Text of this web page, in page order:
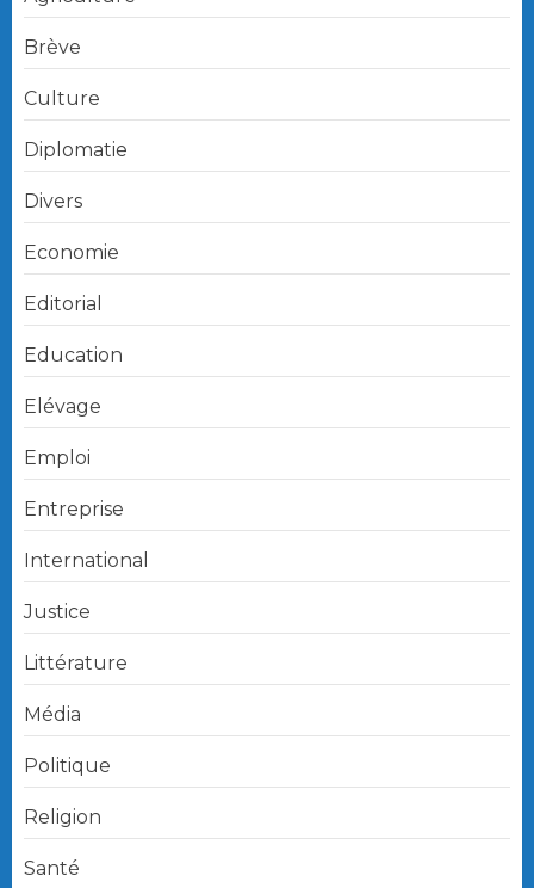
Brève
Culture
Diplomatie
Divers
Economie
Editorial
Education
Elévage
Emploi
Entreprise
International
Justice
Littérature
Média
Politique
Religion
Santé